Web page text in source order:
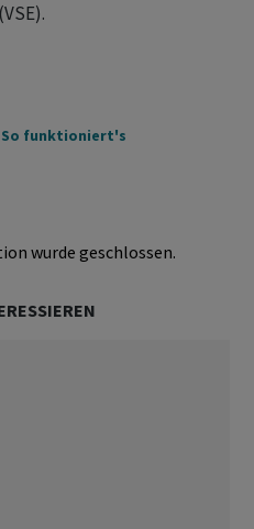
So funktioniert's
wurde geschlossen.